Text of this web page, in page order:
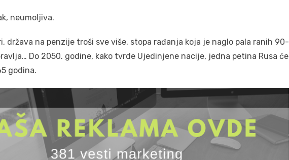
neumoljiva.
država na penzije troši sve više, stopa rađanja koja je naglo pala ranih 90-
Do 2050. godine, kako tvrde Ujedinjene nacije, jedna petina Rusa će
godina.